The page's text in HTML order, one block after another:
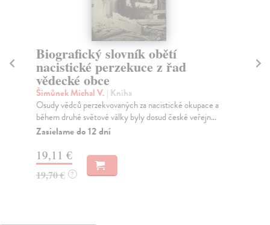
Biografický slovník obětí
nacistické perzekuce z řad
vědecké obce
Šimůnek Michal V. | Kniha
Osudy vědců perzekvovaných za nacistické okupace a
během druhé světové války byly dosud české veřejn...
Zasielame do 12 dní
19,11 €
19,70 € ?